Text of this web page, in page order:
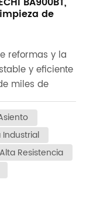
de
reformas y la
y eficiente
miles de
Hoy
gran área: el
y
Industrial
Resistencia